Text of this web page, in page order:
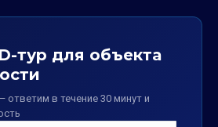
тур для объекта
ответим в течение 30 минут и